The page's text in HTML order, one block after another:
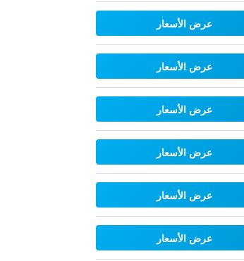
عرض الأسعار
عرض الأسعار
عرض الأسعار
عرض الأسعار
عرض الأسعار
عرض الأسعار